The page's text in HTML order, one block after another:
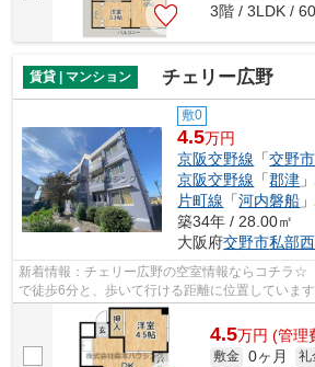
3階 / 3LDK /
賃貸 | マンション チェリー広野
敷0
4.5万円
京阪交野線 「交野市
京阪交野線 「郡津
片町線 「河内磐船
築34年 / 28.00㎡
大阪府交野市私部西
新着情報：チェリー広野の空室情報ならコチラ☆
で徒歩6分と、歩いて行ける距離に位置していま
り、行き先に合わせて使い分けができま...
4.5万円 (管理
敷金 0ヶ月 礼